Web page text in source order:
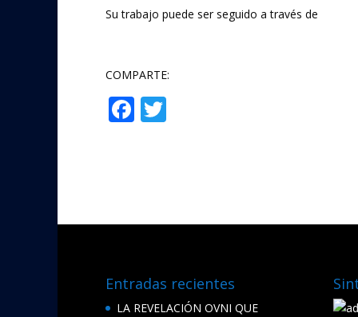
Su trabajo puede ser seguido a través de
COMPARTE:
F
Entradas recientes
LA REVELACIÓN OVNI QUE